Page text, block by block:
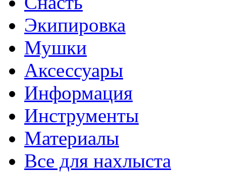
Экипировка
Мушки
Аксессуары
Информация
Инструменты
Материалы
Все для нахлыста